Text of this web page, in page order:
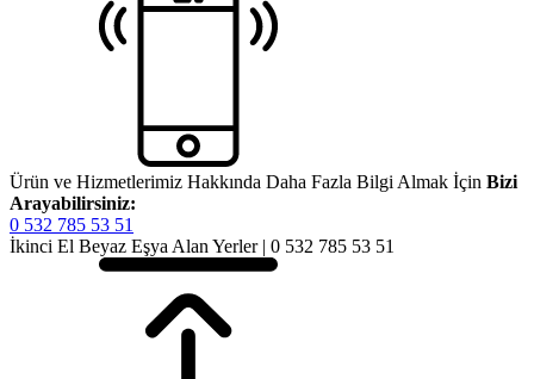
Ürün ve Hizmetlerimiz Hakkında Daha Fazla Bilgi Almak İçin Bizi
Arayabilirsiniz:
0 532 785 53 51
İkinci El Beyaz Eşya Alan Yerler | 0 532 785 53 51